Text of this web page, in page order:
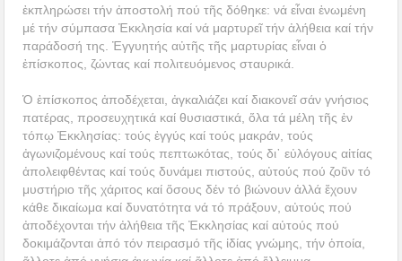
ἐκπληρώσει τήν ἀποστολή πού τῆς δόθηκε: νά εἶναι ἑνωμένη
μέ τήν σύμπασα Ἐκκλησία καί νά μαρτυρεῖ τήν ἀλήθεια καί τήν
παράδοσή της. Ἐγγυητής αὐτῆς τῆς μαρτυρίας εἶναι ὁ
ἐπίσκοπος, ζώντας καί πολιτευόμενος σταυρικά.
Ὁ ἐπίσκοπος ἀποδέχεται, ἀγκαλιάζει καί διακονεῖ σάν γνήσιος
πατέρας, προσευχητικά καί θυσιαστικά, ὅλα τά μέλη τῆς ἐν
τόπῳ Ἐκκλησίας: τούς ἐγγύς καί τούς μακράν, τούς
ἀγωνιζομένους καί τούς πεπτωκότας, τούς δι᾿ εὐλόγους αἰτίας
ἀπολειφθέντας καί τούς δυνάμει πιστούς, αὐτούς πού ζοῦν τό
μυστήριο τῆς χάριτος καί ὅσους δέν τό βιώνουν ἀλλά ἔχουν
κάθε δικαίωμα καί δυνατότητα νά τό πράξουν, αὐτούς πού
ἀποδέχονται τήν ἀλήθεια τῆς Ἐκκλησίας καί αὐτούς πού
δοκιμάζονται ἀπό τόν πειρασμό τῆς ἰδίας γνώμης, τήν ὁποία,